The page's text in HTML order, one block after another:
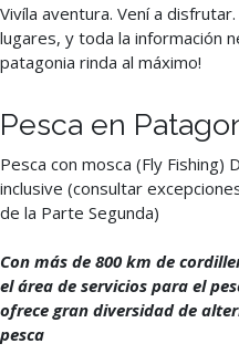
Vivíla aventura. Vení a
lugares, y toda la información
patagonia rinda al máximo!
Pesca en
Pesca con mosca (Fly
inclusive (consultar
de la Parte Segunda)
Con más de 800 km de
el área de servicios para el
ofrece gran diversidad de
pesca